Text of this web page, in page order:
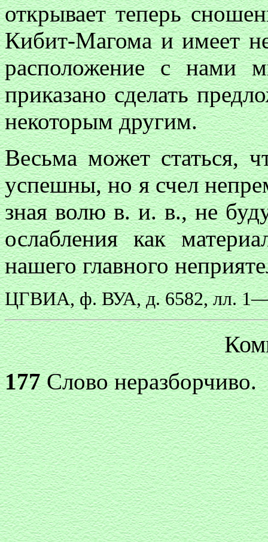
открывает теперь
Кибит-Магома и имеет
расположение с нами
приказано сделать
некоторым другим.
Весьма может статься,
успешны, но я счел
зная волю в. и. в., не
ослабления как
нашего главного
ЦГВИА, ф. ВУА, д. 6582, лл.
177Слово неразборчиво.